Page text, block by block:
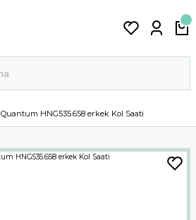
Quantum HNG535.658 erkek Kol Saati